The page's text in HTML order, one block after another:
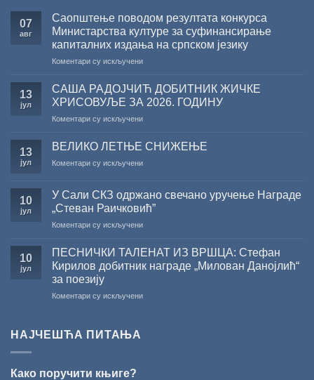
07
авг
Саопштење поводом резултата конкурса
Министарства културе за суфинансирање
капиталних издања на српском језику
Коментари су искљученина
поводом
резултата
конкурса
Министарства
за
капиталних
на
српском
13
јул
САША РАДОЈЧИЋ ДОБИТНИК ЖИЧКЕ
ХРИСОВУЉЕ ЗА 2026. ГОДИНУ
Коментари су искљученина
РАДОЈЧИЋ
ЖИЧКЕ
2026.
ГОДИНУ
13
јул
ВЕЛИКО ЛЕТЊЕ СНИЖЕЊЕ
Коментари су искљученина
СНИЖЕЊЕ
10
јул
У Сали СКЗ одржано свечано уручење Награде
„Стеван Раичковић”
Коментари су искљученина
Сали
одржано
уручење
10
јул
ПЕСНИЧКИ ТАЛЕНАТ ИЗ ВРШЦА: Стефан
Кирилов добитник награде „Милован Данојлић“
за поезију
Коментари су искљученина
НАЈЧЕШЋА ПИТАЊА
Како поручити књиге?